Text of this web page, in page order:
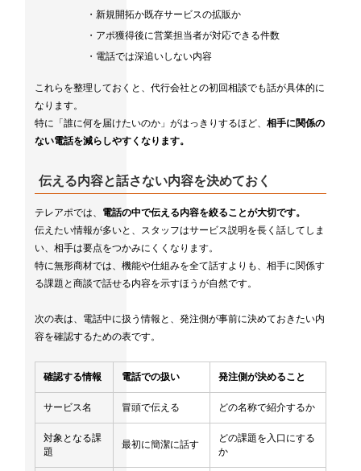
・新規開拓か既存サービスの拡販か
・アポ獲得後に営業担当者が対応できる件数
・電話では深追いしない内容
これらを整理しておくと、代行会社との初回相談でも話が具体的に
なります。
特に「誰に何を届けたいのか」がはっきりするほど、 相手に関係の
ない電話を減らしやすくなります。
伝える内容と話さない内容を決めておく
テレアポでは、
電話の中で伝える内容を絞ることが大切です。
伝えたい情報が多いと、スタッフはサービス説明を長く話してしま
い、相手は要点をつかみにくくなります。
特に無形商材では、機能や仕組みを全て話すよりも、相手に関係す
る課題と商談で話せる内容を示すほうが自然です。
次の表は、電話中に扱う情報と、発注側が事前に決めておきたい内
容を確認するための表です。
確認する情報 電話での扱い 発注側が決めること
サービス名 冒頭で伝える どの名称で紹介するか
対象となる課
題
最初に簡潔に話す
どの課題を入口にする
か